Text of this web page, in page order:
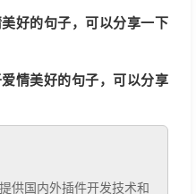
好的句子，可以分享一下
情美好的句子，可以分享